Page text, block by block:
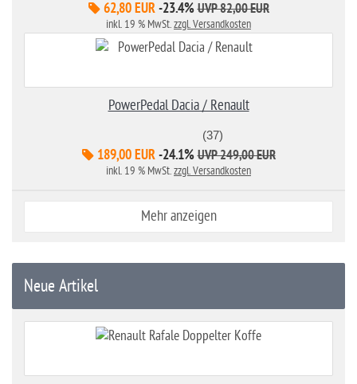
62,80 EUR -23.4% UVP 82,00 EUR
inkl. 19 % MwSt.zzgl. Versandkosten
PowerPedal Dacia / Renault
(37)
189,00 EUR -24.1% UVP 249,00 EUR
inkl. 19 % MwSt.zzgl. Versandkosten
Mehr anzeigen
Neue Artikel